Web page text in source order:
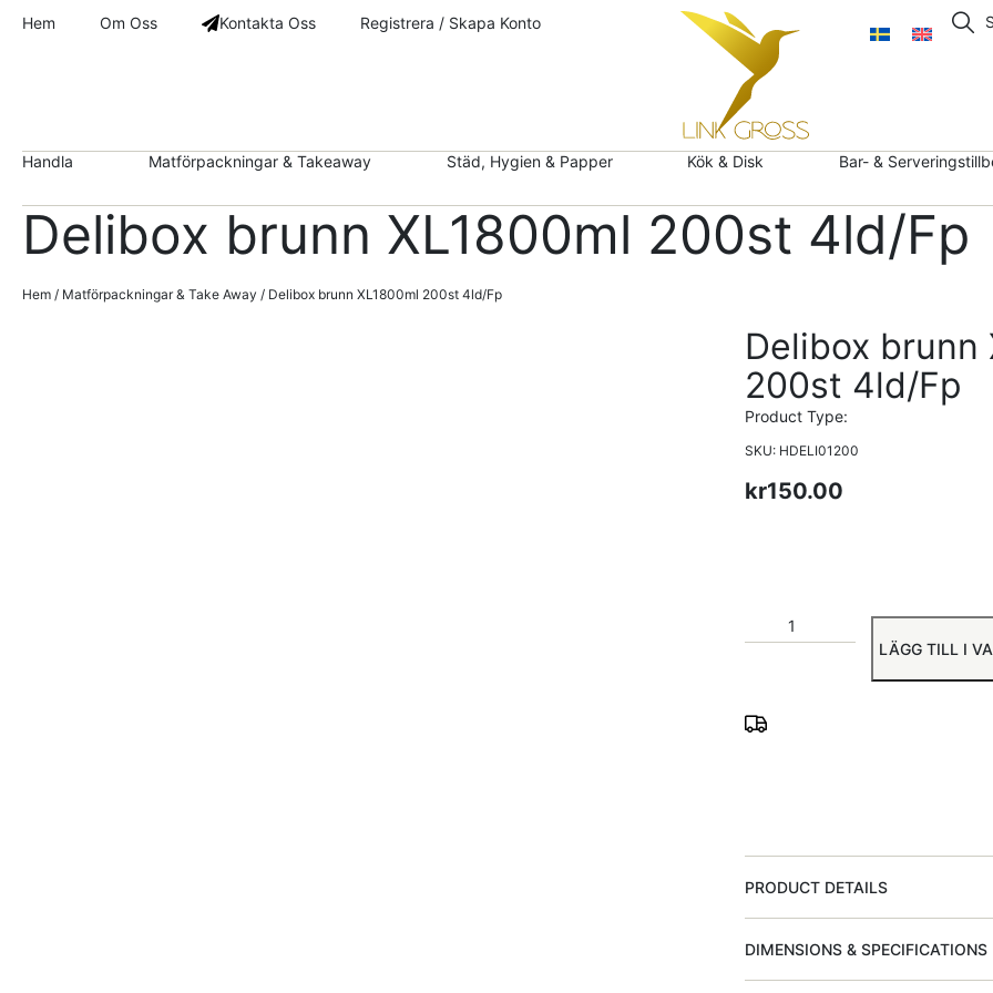
Hem Om Oss Kontakta Oss Registrera / Skapa Konto
Handla Matförpackningar & Takeaway Städ, Hygien & Papper Kök & Disk Bar- &
Delibox brunn XL1800ml 200st 4ld/Fp
Hem / Matförpackningar & Take Away / Delibox brunn XL1800ml 200st 4ld/Fp
Delibox brunn
200st 4ld/Fp
Product Type:
SKU: HDELI01200
kr150.00
LÄGG TILL I
PRODUCT DETAILS
DIMENSIONS & SPECIFICATIONS